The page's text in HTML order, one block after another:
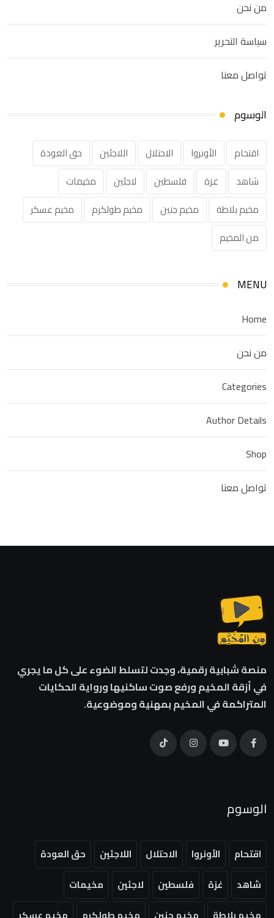
من نحن
سياسة التحرير
تواصل معنا
الوسوم
اقتحام الأونروا الاحتلال اللاجئين
حق العودة
شاهد
غزة فلسطين لاجئين
مخيمات
مخيم بلاطة
مخيم جنين مخيم طولكرم
مخيم عسكر
من المخيم
MENU
Home
من نحن
Categories
Author Details
Shop
تواصل معنا
منصة شبابية رقمية، وجدت لتسلط الضوء على كل ما يجري
في أزقة المخيم ورفع صوت ساكنيها ورواية الحكايات
المتراكمة في المخيم بمهنية وموضوعية.
الوسوم
اقتحام الأونروا الاحتلال اللاجئين
حق العودة
شاهد
غزة فلسطين لاجئين
مخيمات